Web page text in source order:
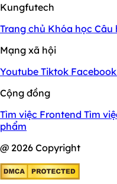
Kungfutech
Trang chủ Khóa học Câu
Mạng xã hội
Youtube Tiktok Facebook
Cộng đồng
Tìm việc Frontend Tìm
phẩm
@ 2026 Copyright